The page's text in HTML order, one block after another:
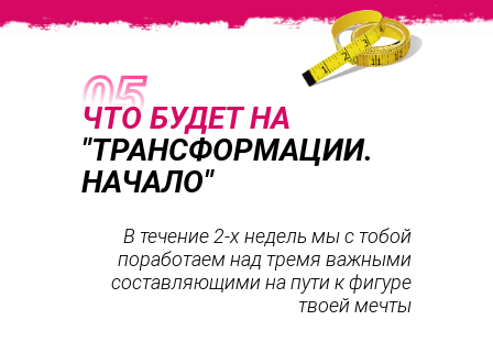
ЧТО БУДЕТ НА
"ТРАНСФОРМАЦИИ.
НАЧАЛО"
В течение 2-х недель мы с тобой
поработаем над тремя важными
составляющими на пути к фигуре
твоей мечты